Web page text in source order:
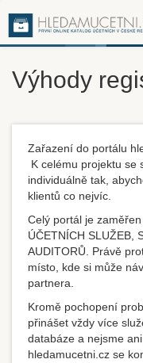
Výhody
Zařazení do portálu
K celému projektu se
individuálně tak,
klientů co nejvíc.
Celý portál je
ÚČETNÍCH SLUŽEB,
AUDITORŮ. Právě
místo, kde si může
partnera.
Kromě pochopení
přinášet vždy více
databáze a nejsme
hledamucetni.cz se